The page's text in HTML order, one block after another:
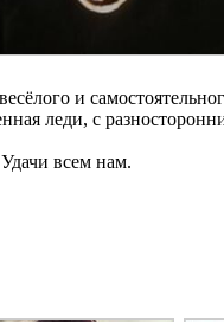
и
леди, с
всем нам.